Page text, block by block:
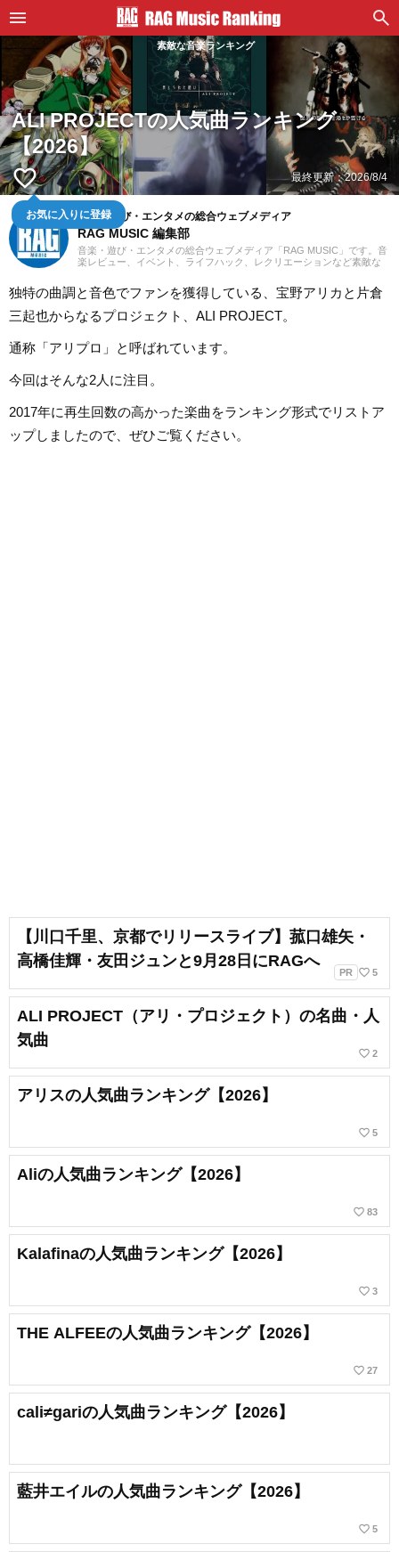
素敵な音楽ランキング
ALI PROJECTの人気曲ランキング
【2026】
favorite_border
お気に入りに登録
最終更新：2026/8/4
音楽・遊び・エンタメの総合ウェブメディア
RAG MUSIC 編集部
音楽・遊び・エンタメの総合ウェブメディア「RAG MUSIC」です。音
楽レビュー、イベント、ライフハック、レクリエーションなど素敵な
独特の曲調と音色でファンを獲得している、宝野アリカと片倉
三起也からなるプロジェクト、ALI PROJECT。
通称「アリプロ」と呼ばれています。
今回はそんな2人に注目。
2017年に再生回数の高かった楽曲をランキング形式でリストア
ップしましたので、ぜひご覧ください。
【川口千里、京都でリリースライブ】菰口雄矢・
高橋佳輝・友田ジュンと9月28日にRAGへ
PR favorite_border 5
ALI PROJECT（アリ・プロジェクト）の名曲・人
気曲
favorite_border 2
アリスの人気曲ランキング【2026】
favorite_border 5
Aliの人気曲ランキング【2026】
favorite_border 83
Kalafinaの人気曲ランキング【2026】
favorite_border 3
THE ALFEEの人気曲ランキング【2026】
favorite_border 27
cali≠gariの人気曲ランキング【2026】
藍井エイルの人気曲ランキング【2026】
favorite_border 5